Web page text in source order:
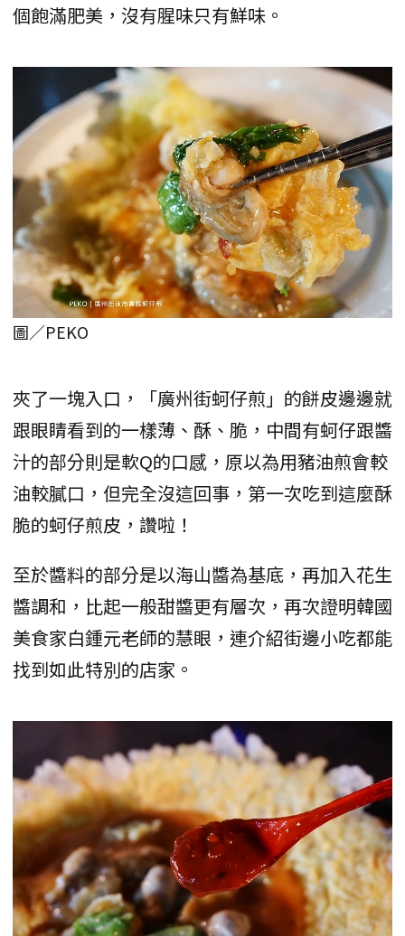
個飽滿肥美，沒有腥味只有鮮味。
圖／PEKO
夾了一塊入口，「廣州街蚵仔煎」的餅皮邊邊就
跟眼睛看到的一樣薄、酥、脆，中間有蚵仔跟醬
汁的部分則是軟Q的口感，原以為用豬油煎會較
油較膩口，但完全沒這回事，第一次吃到這麼酥
脆的蚵仔煎皮，讚啦！
至於醬料的部分是以海山醬為基底，再加入花生
醬調和，比起一般甜醬更有層次，再次證明韓國
美食家白鍾元老師的慧眼，連介紹街邊小吃都能
找到如此特別的店家。